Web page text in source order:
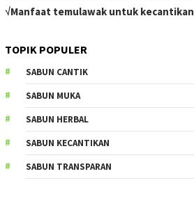
√Manfaat temulawak untuk kecantikan
TOPIK POPULER
SABUN CANTIK
SABUN MUKA
SABUN HERBAL
SABUN KECANTIKAN
SABUN TRANSPARAN